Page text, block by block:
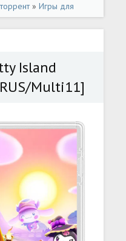
»Игры для
Island
Multi11]